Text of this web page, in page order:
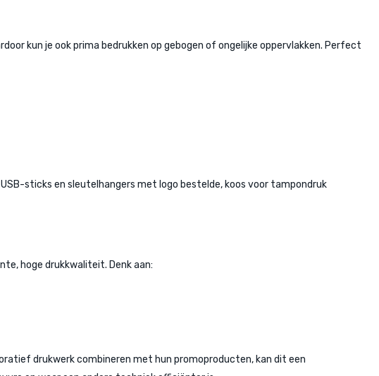
kun je ook prima bedrukken op gebogen of ongelijke oppervlakken. Perfect
sticks en sleutelhangers met logo bestelde, koos voor tampondruk
hoge drukkwaliteit. Denk aan:
drukwerk combineren met hun promoproducten, kan dit een